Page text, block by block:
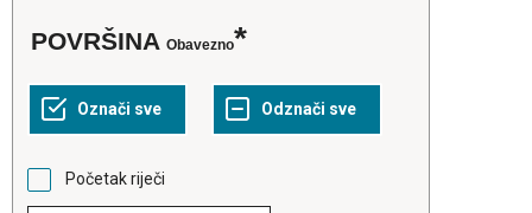
POVRŠINA Obavezno
Početak riječi